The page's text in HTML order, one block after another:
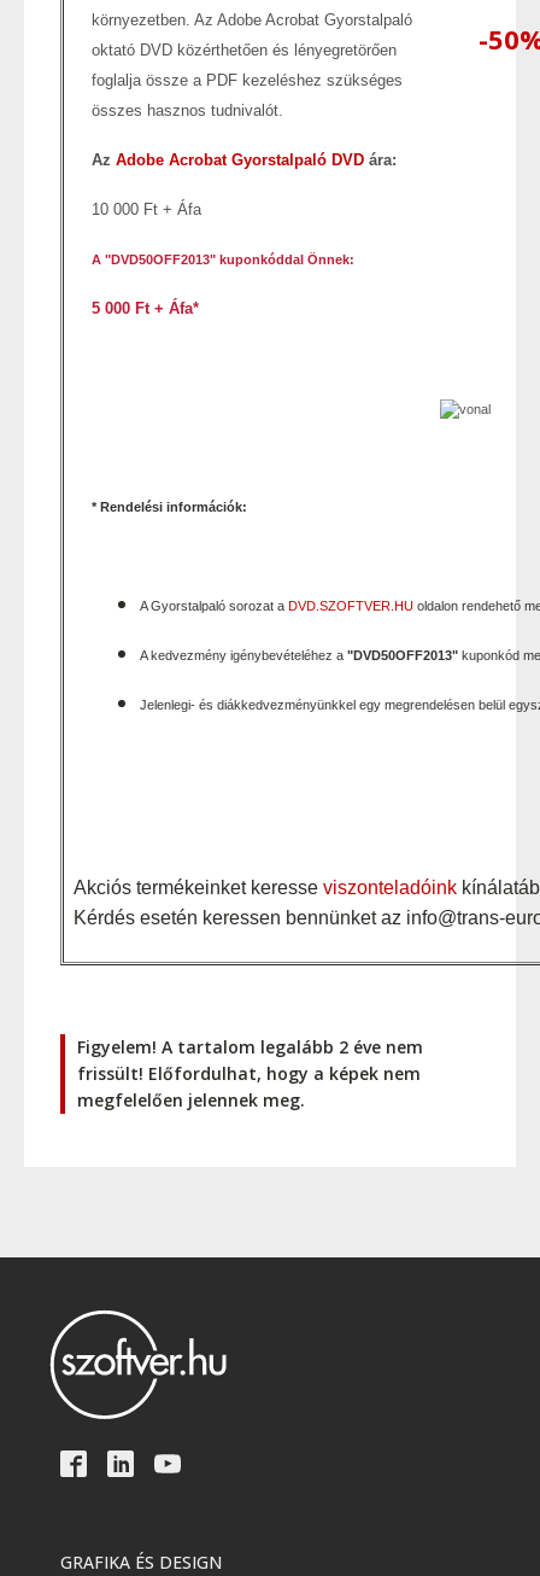
környezetben. Az Adobe Acrobat Gyorstalpaló
oktató DVD közérthetően és lényegretörően
foglalja össze a PDF kezeléshez szükséges
összes hasznos tudnivalót.
Az Adobe Acrobat Gyorstalpaló DVD ára:
10 000 Ft + Áfa
A "DVD50OFF2013" kuponkóddal Önnek:
5 000 Ft + Áfa*
-
* Rendelési információk:
A Gyorstalpaló sorozat a DVD.SZOFTVER.HU oldalon rendehető
A kedvezmény igénybevételéhez a "DVD50OFF2013" kuponkód
Jelenlegi- és diákkedvezményünkkel egy megrendelésen belül
Akciós termékeinket keresse viszonteladóink
Kérdés esetén keressen bennünket az info@trans-
Figyelem! A tartalom legalább 2 éve nem
frissült! Előfordulhat, hogy a képek nem
megfelelően jelennek meg.
GRAFIKA ÉS DESIGN